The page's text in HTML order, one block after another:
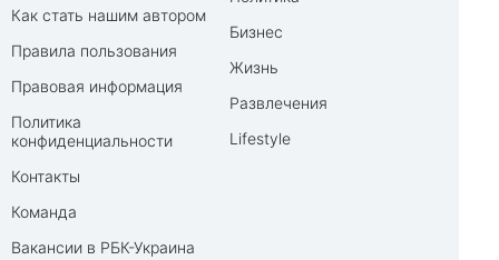
Как стать нашим автором
Правила пользования
Правовая информация
Политика
конфиденциальности
Контакты
Команда
Вакансии в РБК-Украина
Бизнес
Жизнь
Развлечения
Lifestyle